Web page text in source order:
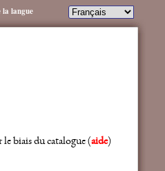
le biais du catalogue (aide)
la langue